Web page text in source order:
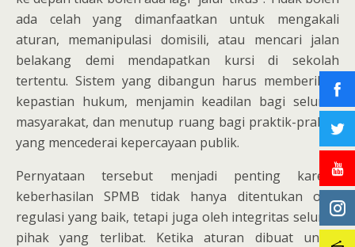
ada celah yang dimanfaatkan untuk mengakali
aturan, memanipulasi domisili, atau mencari jalan
belakang demi mendapatkan kursi di sekolah
tertentu. Sistem yang dibangun harus memberikan
kepastian hukum, menjamin keadilan bagi seluruh
masyarakat, dan menutup ruang bagi praktik-praktik
yang mencederai kepercayaan publik.
Pernyataan tersebut menjadi penting karena
keberhasilan SPMB tidak hanya ditentukan oleh
regulasi yang baik, tetapi juga oleh integritas seluruh
pihak yang terlibat. Ketika aturan dibuat untuk